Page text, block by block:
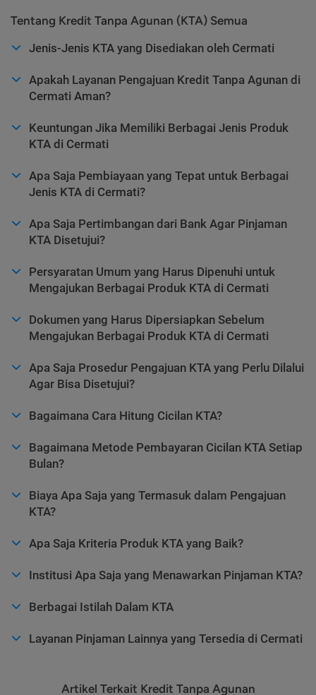
Tentang Kredit Tanpa Agunan (KTA) Semua
Jenis-Jenis KTA yang Disediakan oleh Cermati
Apakah Layanan Pengajuan Kredit Tanpa Agunan di
Cermati Aman?
Keuntungan Jika Memiliki Berbagai Jenis Produk
KTA di Cermati
Apa Saja Pembiayaan yang Tepat untuk Berbagai
Jenis KTA di Cermati?
Apa Saja Pertimbangan dari Bank Agar Pinjaman
KTA Disetujui?
Persyaratan Umum yang Harus Dipenuhi untuk
Mengajukan Berbagai Produk KTA di Cermati
Dokumen yang Harus Dipersiapkan Sebelum
Mengajukan Berbagai Produk KTA di Cermati
Apa Saja Prosedur Pengajuan KTA yang Perlu Dilalui
Agar Bisa Disetujui?
Bagaimana Cara Hitung Cicilan KTA?
Bagaimana Metode Pembayaran Cicilan KTA Setiap
Bulan?
Biaya Apa Saja yang Termasuk dalam Pengajuan
KTA?
Apa Saja Kriteria Produk KTA yang Baik?
Institusi Apa Saja yang Menawarkan Pinjaman KTA?
Berbagai Istilah Dalam KTA
Layanan Pinjaman Lainnya yang Tersedia di Cermati
Artikel Terkait Kredit Tanpa Agunan